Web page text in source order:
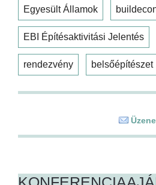
Egyesült Államok
EBI Építésaktivitási Jelentés
rendezvény belsőépítészet